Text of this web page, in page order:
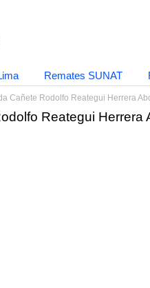
Remates SUNAT
Cañete Rodolfo Reategui Herrera
Reategui Herrera